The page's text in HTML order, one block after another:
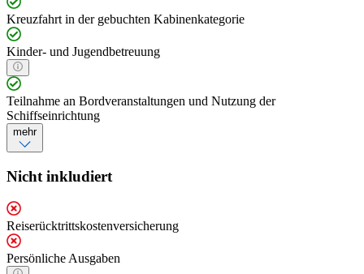
Kreuzfahrt in der gebuchten Kabinenkategorie
Kinder- und Jugendbetreuung
Teilnahme an Bordveranstaltungen und Nutzung der
Schiffseinrichtung
mehr
Nicht inkludiert
Reiserücktrittskostenversicherung
Persönliche Ausgaben